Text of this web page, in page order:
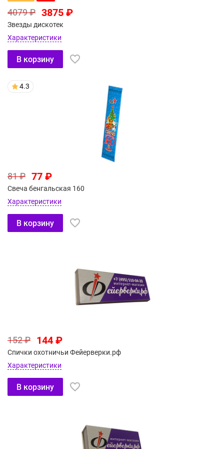
4079 ₽ 3875 ₽
Звезды дискотек
Характеристики
В корзину
4.3
81 ₽ 77 ₽
Свеча бенгальская 160
Характеристики
В корзину
152 ₽ 144 ₽
Спички охотничьи Фейерверки.рф
Характеристики
В корзину